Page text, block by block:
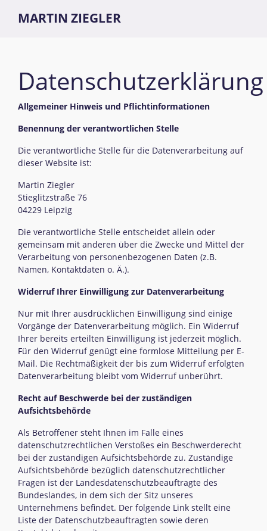
MARTIN ZIEGLER
Datenschutzerklärung
Allgemeiner Hinweis und Pflichtinformationen
Benennung der verantwortlichen Stelle
Die verantwortliche Stelle für die Datenverarbeitung auf
dieser Website ist:
Martin Ziegler
Stieglitzstraße 76
04229 Leipzig
Die verantwortliche Stelle entscheidet allein oder
gemeinsam mit anderen über die Zwecke und Mittel der
Verarbeitung von personenbezogenen Daten (z.B.
Namen, Kontaktdaten o. Ä.).
Widerruf Ihrer Einwilligung zur Datenverarbeitung
Nur mit Ihrer ausdrücklichen Einwilligung sind einige
Vorgänge der Datenverarbeitung möglich. Ein Widerruf
Ihrer bereits erteilten Einwilligung ist jederzeit möglich.
Für den Widerruf genügt eine formlose Mitteilung per E-
Mail. Die Rechtmäßigkeit der bis zum Widerruf erfolgten
Datenverarbeitung bleibt vom Widerruf unberührt.
Recht auf Beschwerde bei der zuständigen
Aufsichtsbehörde
Als Betroffener steht Ihnen im Falle eines
datenschutzrechtlichen Verstoßes ein Beschwerderecht
bei der zuständigen Aufsichtsbehörde zu. Zuständige
Aufsichtsbehörde bezüglich datenschutzrechtlicher
Fragen ist der Landesdatenschutzbeauftragte des
Bundeslandes, in dem sich der Sitz unseres
Unternehmens befindet. Der folgende Link stellt eine
Liste der Datenschutzbeauftragten sowie deren